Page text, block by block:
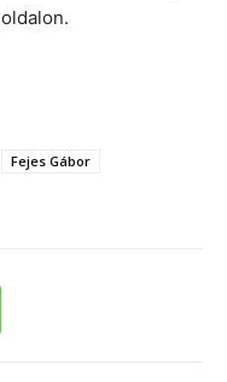
oldalon.
Fejes Gábor